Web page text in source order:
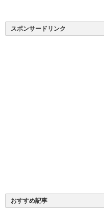
スポンサードリンク
おすすめ記事